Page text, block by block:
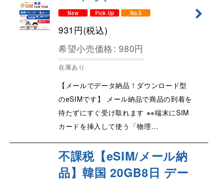
931円(税込)
希望小売価格: 980円
在庫あり
【メールでデータ納品！ダウンロード型
のeSIMです】 メール納品で商品の到着を
待たずにすぐ受け取れます ※※端末にSIM
カードを挿入して使う「物理…
不課税【eSIM/メール納
品】韓国 20GB8日 デー